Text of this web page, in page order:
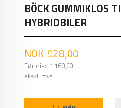
BÖCK GUMMIKLOS
HYBRIDBILER
Tilbud
NOK 928,00
Førpris: 1 160,00
Rabatt
ekskl. mva.